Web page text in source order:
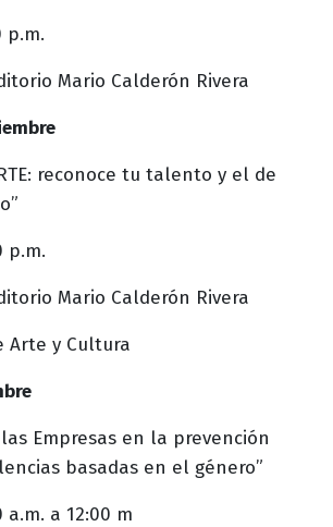
p.m.
Mario Calderón Rivera
reconoce tu talento y el de
p.m.
Mario Calderón Rivera
Arte y Cultura
Empresas en la prevención
basadas en el género”
a.m. a 12:00 m